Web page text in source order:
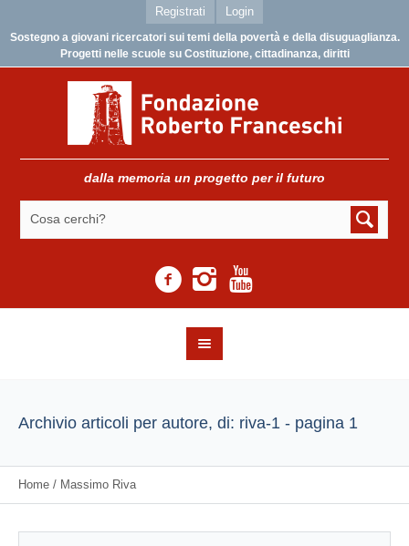
Registrati Login
Sostegno a giovani ricercatori sui temi della povertà e della disuguaglianza.
Progetti nelle scuole su Costituzione, cittadinanza, diritti
dalla memoria un progetto per il futuro
Archivio articoli per autore, di: riva-1 - pagina 1
Home / Massimo Riva